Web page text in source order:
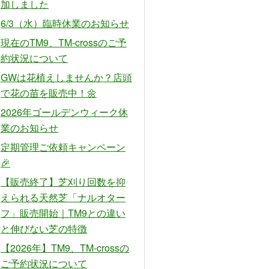
加しました
6/3（水）臨時休業のお知らせ
現在のTM9、TM-crossのご予
約状況について
GWは花植えしませんか？店頭
で花の苗を販売中！🌼
2026年ゴールデンウィーク休
業のお知らせ
定期管理ご依頼キャンペーン
🎉
【販売終了】芝刈り回数を抑
えられる天然芝「ナルオター
フ」販売開始｜TM9との違い
と伸びない芝の特徴
【2026年】TM9、TM-crossの
ご予約状況について